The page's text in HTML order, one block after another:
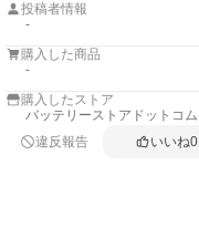
投稿者情報
-
購入した商品
-
購入したストア
バッテリーストアドットコム
違反報告
いいね0